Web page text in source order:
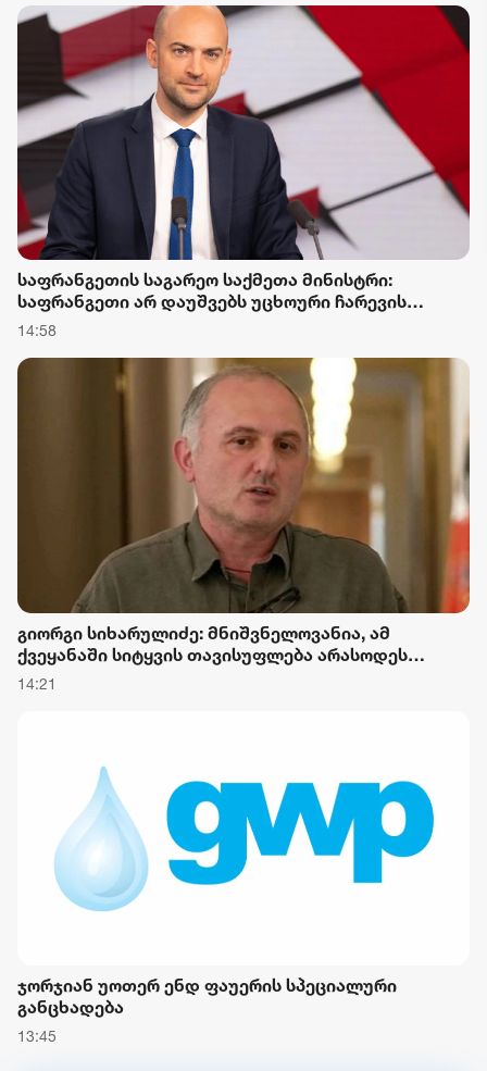
საფრანგეთის საგარეო საქმეთა მინისტრი:
საფრანგეთი არ დაუშვებს უცხოური ჩარევის
არცერთ მცდელობას საკუთარ დემოკრატიულ
ეს ყოველივე ფრანგი ხალხის ექსკლუზიური და
ხელშეუხებელი უფლებაა
14:58
გიორგი სიხარულიძე: მნიშვნელოვანია, ამ
ქვეყანაში სიტყვის თავისუფლება არასოდეს
დაიკარგოს
14:21
ჯორჯიან უოთერ ენდ ფაუერის სპეციალური
განცხადება
13:45